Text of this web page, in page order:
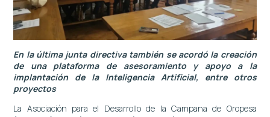
En la última junta directiva también se acordó la creación
de una plataforma de asesoramiento y apoyo a la
implantación de la Inteligencia Artificial, entre otros
proyectos
La Asociación para el Desarrollo de la Campana de Oropesa